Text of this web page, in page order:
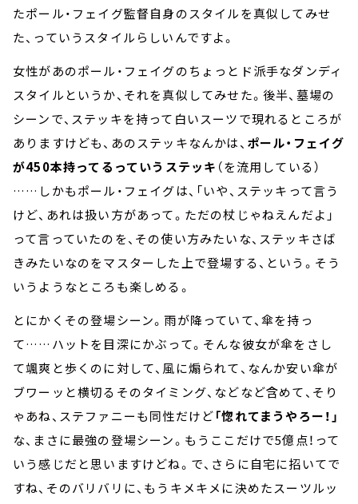
たポール・フェイグ監督自身のスタイルを真似してみせ
た、っていうスタイルらしいんですよ。
女性があのポール・フェイグのちょっとド派手なダンディ
スタイルというか、それを真似してみせた。後半、墓場の
シーンで、ステッキを持って白いスーツで現れるところが
ありますけども、あのステッキなんかは、 ポール・フェイグ
が450本持ってるっていうステッキ （を流用している）
……しかもポール・フェイグは、「いや、ステッキって言う
けど、あれは扱い方があって。ただの杖じゃねえんだよ」
って言っていたのを、その使い方みたいな、ステッキさば
きみたいなのをマスターした上で登場する、という。そう
いうようなところも楽しめる。
とにかくその登場シーン。雨が降っていて、傘を持っ
て……ハットを目深にかぶって。そんな彼女が傘をさし
て颯爽と歩くのに対して、風に煽られて、なんか安い傘が
ブワーッと横切るそのタイミング、などなど含めて、そり
ゃあね、ステファニーも同性だけど「惚れてまうやろー！」
な、まさに最強の登場シーン。もうここだけで5億点！って
いう感じだと思いますけどね。で、さらに自宅に招いてで
すね、そのバリバリに、もうキメキメに決めたスーツルッ